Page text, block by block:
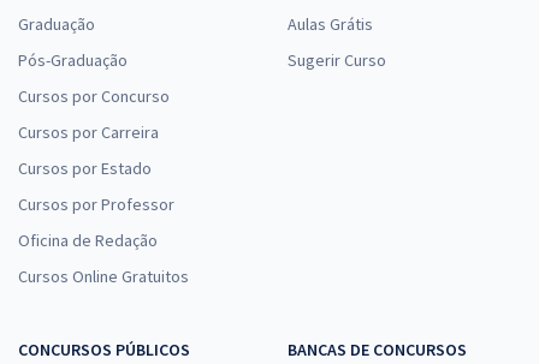
Graduação
Pós-Graduação
Cursos por Concurso
Cursos por Carreira
Cursos por Estado
Cursos por Professor
Oficina de Redação
Cursos Online Gratuitos
Aulas Grátis
Sugerir Curso
CONCURSOS PÚBLICOS
BANCAS DE CONCURSOS